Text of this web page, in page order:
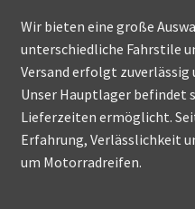
Wir bieten eine große
unterschiedliche Fahrstile
Versand erfolgt zuverlässig
Unser Hauptlager befindet
Lieferzeiten ermöglicht.
Erfahrung, Verlässlichkeit
um Motorradreifen.